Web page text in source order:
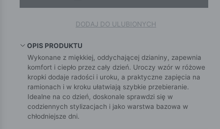
DODAJ DO ULUBIONYCH
OPIS PRODUKTU
Wykonane z miękkiej, oddychającej dzianiny, zapewnia
komfort i ciepło przez cały dzień. Uroczy wzór w różowe
kropki dodaje radości i uroku, a praktyczne zapięcia na
ramionach i w kroku ułatwiają szybkie przebieranie.
Idealne na co dzień, doskonale sprawdzi się w
codziennych stylizacjach i jako warstwa bazowa w
chłodniejsze dni.